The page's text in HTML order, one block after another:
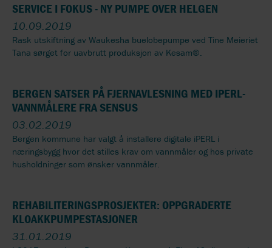
SERVICE I FOKUS - NY PUMPE OVER HELGEN
10.09.2019
Rask utskiftning av Waukesha buelobepumpe ved Tine Meieriet
Tana sørget for uavbrutt produksjon av Kesam®.
BERGEN SATSER PÅ FJERNAVLESNING MED IPERL-
VANNMÅLERE FRA SENSUS
03.02.2019
Bergen kommune har valgt å installere digitale iPERL i
næringsbygg hvor det stilles krav om vannmåler og hos private
husholdninger som ønsker vannmåler.
REHABILITERINGSPROSJEKTER: OPPGRADERTE
KLOAKKPUMPESTASJONER
31.01.2019